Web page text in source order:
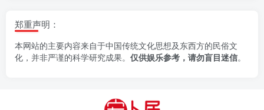
郑重声明：
本网站的主要内容来自于中国传统文化思想及东西方的民俗文
化，并非严谨的科学研究成果。 仅供娱乐参考，请勿盲目迷信。